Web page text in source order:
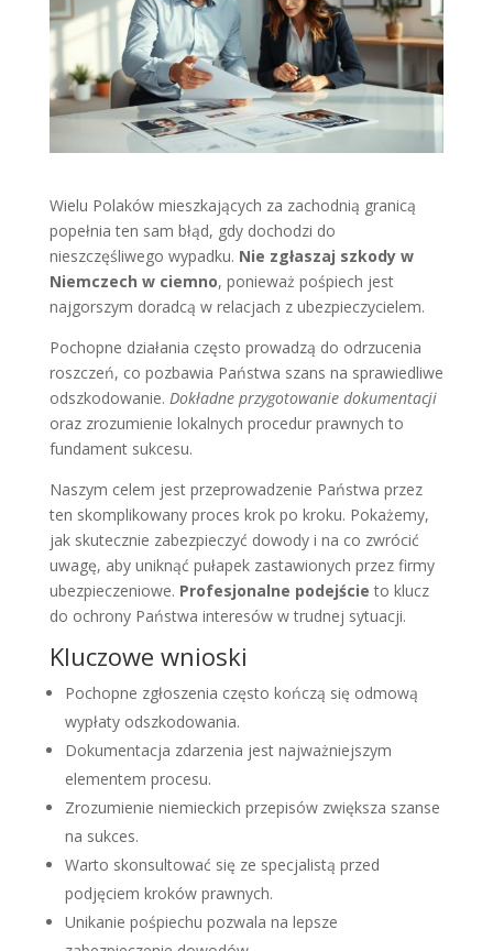
Wielu Polaków mieszkających za zachodnią granicą
popełnia ten sam błąd, gdy dochodzi do
nieszczęśliwego wypadku. Nie zgłaszaj szkody w
Niemczech w ciemno, ponieważ pośpiech jest
najgorszym doradcą w relacjach z ubezpieczycielem.
Pochopne działania często prowadzą do odrzucenia
roszczeń, co pozbawia Państwa szans na sprawiedliwe
odszkodowanie. Dokładne przygotowanie dokumentacji
oraz zrozumienie lokalnych procedur prawnych to
fundament sukcesu.
Naszym celem jest przeprowadzenie Państwa przez
ten skomplikowany proces krok po kroku. Pokażemy,
jak skutecznie zabezpieczyć dowody i na co zwrócić
uwagę, aby uniknąć pułapek zastawionych przez firmy
ubezpieczeniowe. Profesjonalne podejście to klucz
do ochrony Państwa interesów w trudnej sytuacji.
Kluczowe wnioski
Pochopne zgłoszenia często kończą się odmową
wypłaty odszkodowania.
Dokumentacja zdarzenia jest najważniejszym
elementem procesu.
Zrozumienie niemieckich przepisów zwiększa szanse
na sukces.
Warto skonsultować się ze specjalistą przed
podjęciem kroków prawnych.
Unikanie pośpiechu pozwala na lepsze